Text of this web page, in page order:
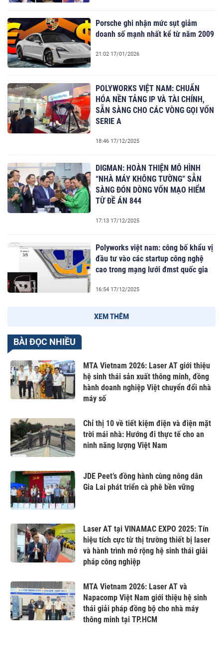
Porsche ghi nhận mức sụt giảm
doanh số mạnh nhất kể từ năm 2009
21:02 17/01/2026
POLYWORKS VIỆT NAM: CHUẨN
HÓA NỀN TẢNG IP VÀ TÀI CHÍNH,
SẴN SÀNG CHO CÁC VÒNG GỌI VỐN
SERIE A
18:46 17/12/2025
DIGMAN: HOÀN THIỆN MÔ HÌNH
“NHÀ MÁY KHÔNG TƯỜNG” SẴN
SÀNG ĐÓN DÒNG VỐN MẠO HIỂM
TỪ ĐỀ ÁN 844
17:13 17/12/2025
Polyworks việt nam: công bố khẩu vị
đầu tư vào các startup công nghệ
cao trong mạng lưới đmst quốc gia
16:54 17/12/2025
XEM THÊM
BÀI ĐỌC NHIỀU
MTA Vietnam 2026: Laser AT giới thiệu
hệ sinh thái sản xuất thông minh, đồng
hành doanh nghiệp Việt chuyển đổi nhà
máy số
Chỉ thị 10 về tiết kiệm điện và điện mặt
trời mái nhà: Hướng đi thực tế cho an
ninh năng lượng Việt Nam
JDE Peet’s đồng hành cùng nông dân
Gia Lai phát triển cà phê bền vững
Laser AT tại VINAMAC EXPO 2025: Tín
hiệu tích cực từ thị trường thiết bị laser
và hành trình mở rộng hệ sinh thái giải
pháp công nghiệp
MTA Vietnam 2026: Laser AT và
Napacomp Việt Nam giới thiệu hệ sinh
thái giải pháp đồng bộ cho nhà máy
thông minh tại TP.HCM